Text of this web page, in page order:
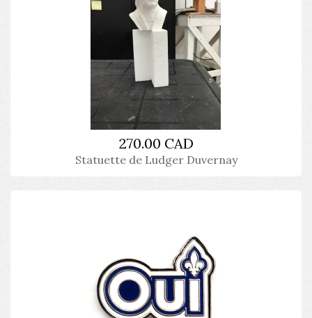
270.00 CAD
Statuette de Ludger Duvernay